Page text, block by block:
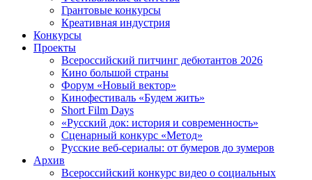
Грантовые конкурсы
Креативная индустрия
Конкурсы
Проекты
Всероссийский питчинг дебютантов 2026
Кино большой страны
Форум «Новый вектор»
Кинофестиваль «Будем жить»
Short Film Days
«Русский док: история и современность»
Сценарный конкурс «Метод»
Русские веб-сериалы: от бумеров до зумеров
Архив
Всероссийский конкурс видео о социальных